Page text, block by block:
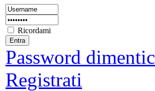
Ricordami
Password
Registrati